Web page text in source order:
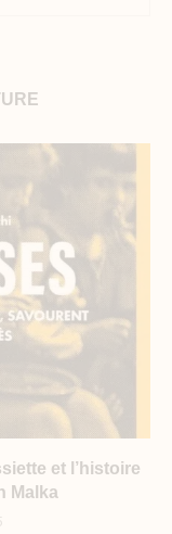
et l’histoire
Malka